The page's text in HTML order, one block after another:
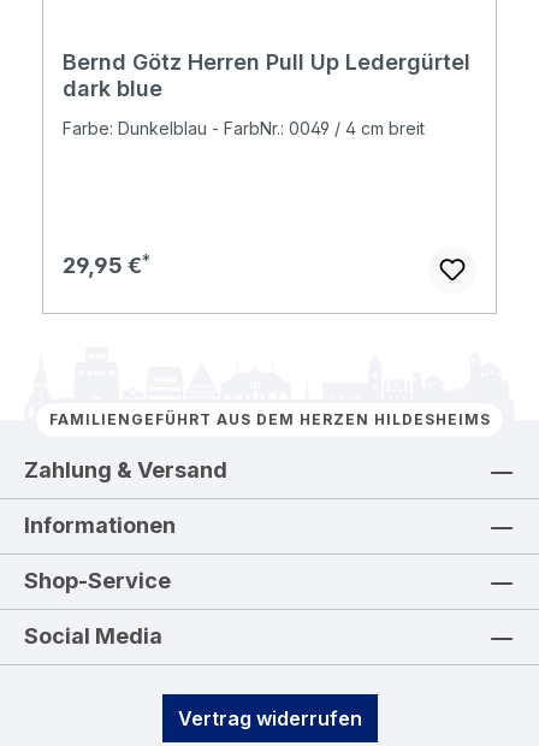
Bernd Götz Herren Pull Up Ledergürtel
dark blue
Farbe: Dunkelblau - FarbNr.: 0049 / 4 cm breit
Regulärer Preis:
29,95 €
FAMILIENGEFÜHRT AUS DEM HERZEN HILDESHEIMS
Zahlung & Versand
Informationen
Shop-Service
Social Media
Vertrag widerrufen